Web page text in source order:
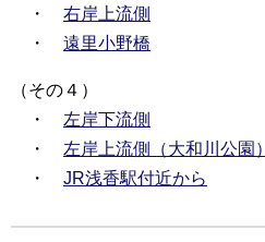
・ 右岸上流側
・ 遠里小野橋
（その４）
・ 左岸下流側
・ 左岸上流側（大和川公園）
・ JR浅香駅付近から